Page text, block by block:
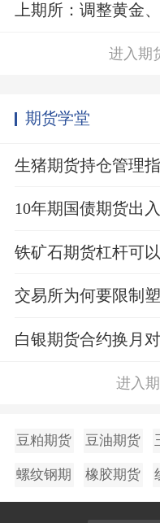
上期所：调整黄金
板幅度和交易保证
进入期
期货学堂
生猪期货持仓管理
利润？
10年期国债期货出
铁矿石期货杠杆可
交易所为何要限制
白银期货合约换月
进入
豆粕期货 豆油期货
螺纹钢期
橡胶期货